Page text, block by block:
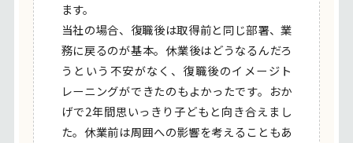
ます。
当社の場合、復職後は取得前と同じ部署、業
務に戻るのが基本。休業後はどうなるんだろ
うという不安がなく、復職後のイメージト
レーニングができたのもよかったです。おか
げで2年間思いっきり子どもと向き合えまし
た。休業前は周囲への影響を考えることもあ